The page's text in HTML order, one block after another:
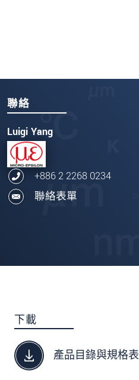
聯絡
Luigi Yang
+886 2 2268 0234
聯絡表單
下載
產品目錄與規格表